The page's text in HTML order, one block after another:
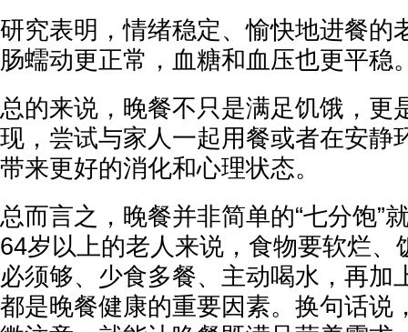
研究表明，情绪稳定、愉快地进餐的
肠蠕动更正常，血糖和血压也更平稳
总的来说，晚餐不只是满足饥饿，更
现，尝试与家人一起用餐或者在安静
带来更好的消化和心理状态。
总而言之，晚餐并非简单的“七分饱”
64岁以上的老人来说，食物要软烂、
必须够、少食多餐、主动喝水，再加
都是晚餐健康的重要因素。换句话说